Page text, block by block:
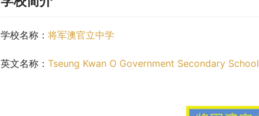
学校名称： 将军澳官立中学
英文名称： Tseung Kwan O Government Secondary School